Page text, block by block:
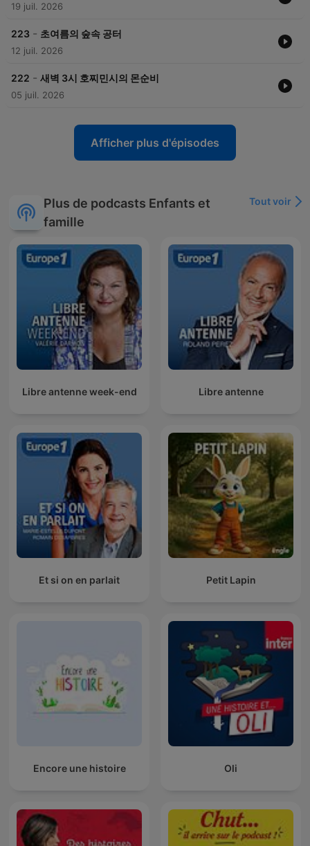
19 juil. 2026
223 - 초여름의 숲속 공터
12 juil. 2026
222 - 새벽 3시 호찌민시의 몬순비
05 juil. 2026
Afficher plus d'épisodes
Plus de podcasts Enfants et
famille
Tout voir
Libre antenne week-end Libre antenne
Et si on en parlait Petit Lapin
Encore une histoire Oli